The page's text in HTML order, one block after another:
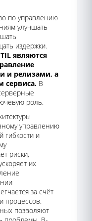
по управлению
улучшать
издержки.
являются
и релизами, а
сервиса. В
роль.
управлению
гибкости и
риски,
их
за счёт
процессов.
позволяют